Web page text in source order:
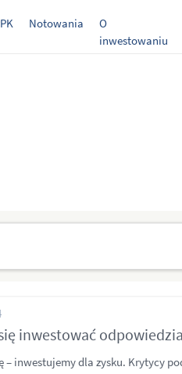
Notowania
O
inwestowaniu
inwestować
– inwestujemy dla zysku. Krytycy